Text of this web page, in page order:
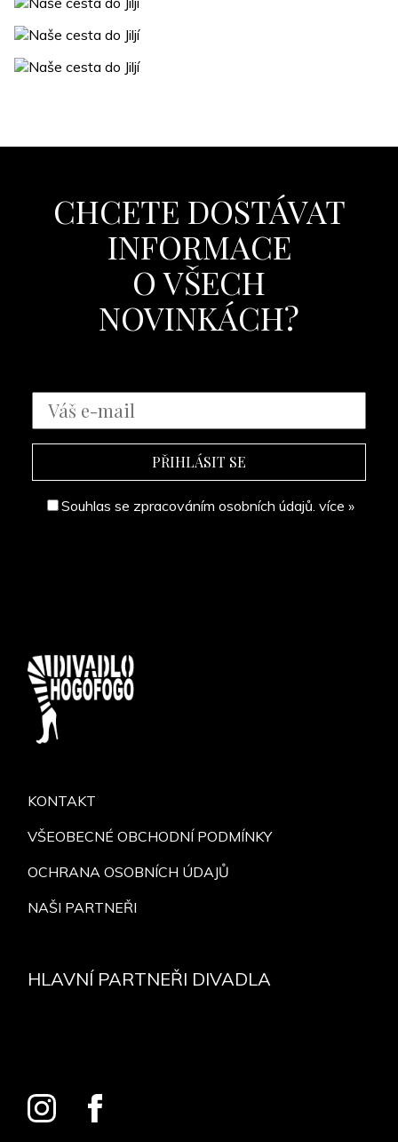
CHCETE DOSTÁVAT
INFORMACE
O VŠECH
NOVINKÁCH?
Souhlas se zpracováním osobních údajů. více »
KONTAKT
VŠEOBECNÉ OBCHODNÍ PODMÍNKY
OCHRANA OSOBNÍCH ÚDAJŮ
NAŠI PARTNEŘI
HLAVNÍ PARTNEŘI DIVADLA